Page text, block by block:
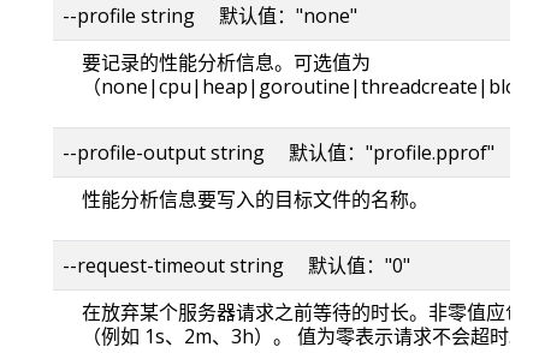
--profile string 默认值："none"
要记录的性能分析信息。可选值为
（
--profile-output string 默认值："profile.pprof"
性能分析信息要写入的目标文件的名称。
--request-timeout string 默认值："0"
在放弃某个服务器请求之前等待的时长。非零值应包
（例如 1s、2m、3h）。 值为零表示请求不会超时。